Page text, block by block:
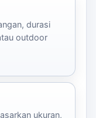
durasi
outdoor
ukuran,